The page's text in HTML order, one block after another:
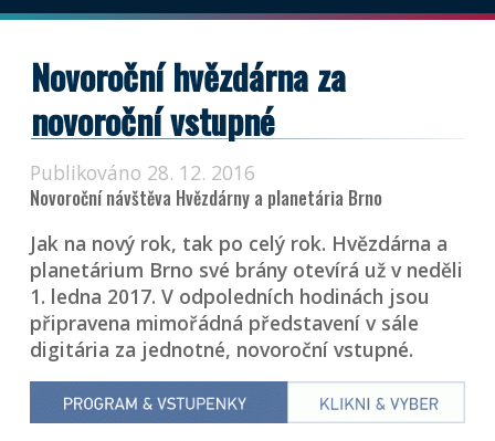
Novoroční hvězdárna za
novoroční vstupné
Publikováno 28. 12. 2016
Novoroční návštěva Hvězdárny a planetária Brno
Jak na nový rok, tak po celý rok. Hvězdárna a
planetárium Brno své brány otevírá už v neděli
1. ledna 2017. V odpoledních hodinách jsou
připravena mimořádná představení v sále
digitária za jednotné, novoroční vstupné.